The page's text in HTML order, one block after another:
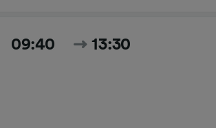
09:40 13:30